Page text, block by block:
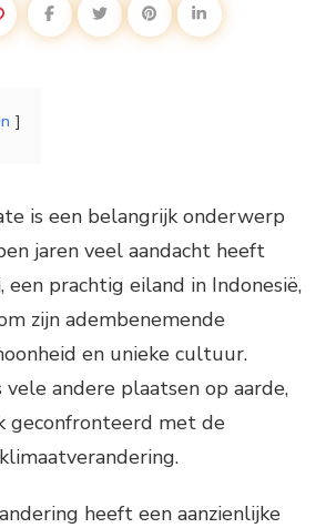
is een belangrijk onderwerp
jaren veel aandacht heeft
een prachtig eiland in Indonesië,
zijn adembenemende
en unieke cultuur.
vele andere plaatsen op aarde,
geconfronteerd met de
heeft een aanzienlijke